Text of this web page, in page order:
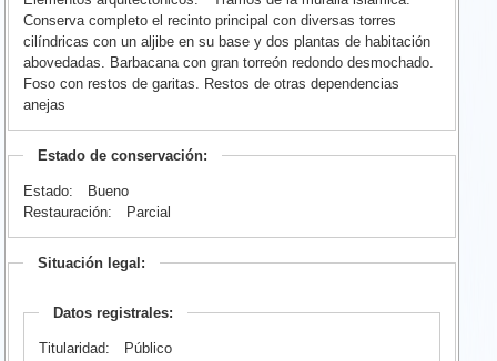
Conserva completo el recinto principal con diversas torres
cilíndricas con un aljibe en su base y dos plantas de habitación
abovedadas. Barbacana con gran torreón redondo desmochado.
Foso con restos de garitas. Restos de otras dependencias
anejas
Estado de conservación:
Estado:
Bueno
Restauración:
Parcial
Situación legal:
Datos registrales:
Titularidad: Público